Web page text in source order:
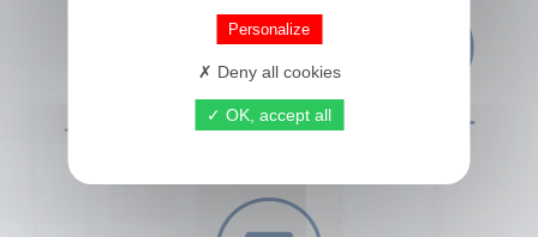
+33 (0) 1 44 41 29 19 CONTACT
Personalize
Deny all cookies
OK, accept all